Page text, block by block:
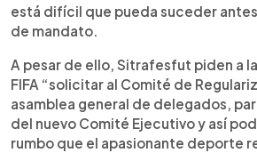
está difícil que pueda suceder
de mandato.
A pesar de ello, Sitrafesfut piden a
FIFA “solicitar al Comité de
asamblea general de delegados,
del nuevo Comité Ejecutivo y así
rumbo que el apasionante deporte